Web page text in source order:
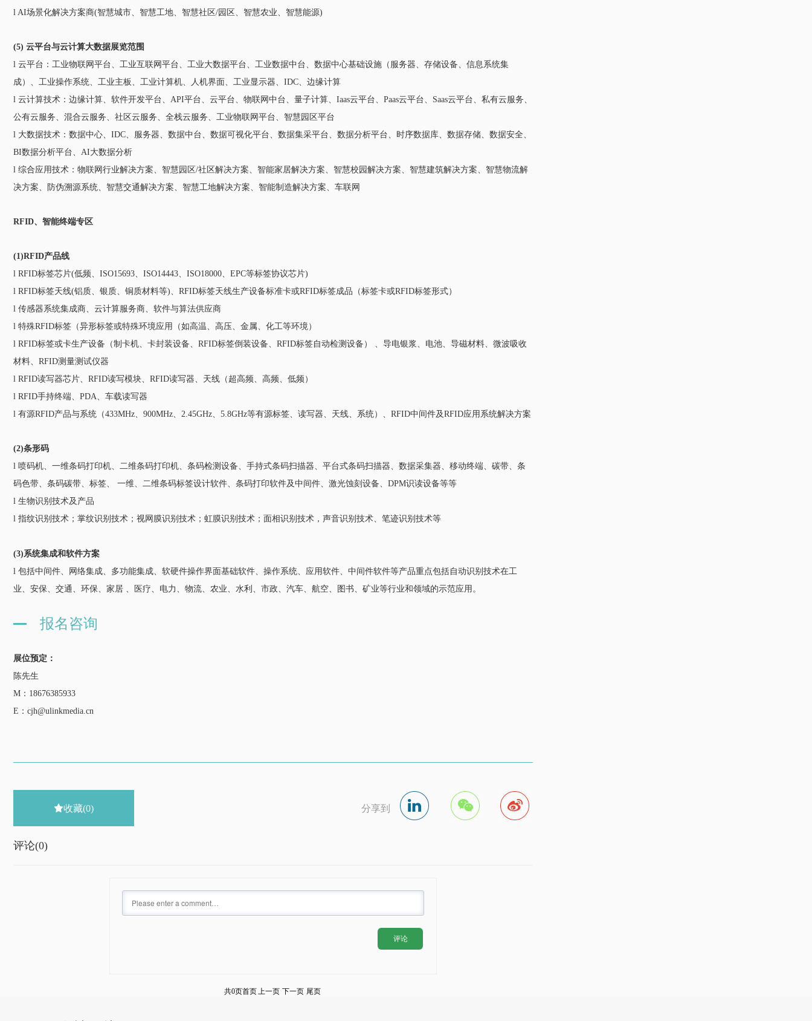
l AI场景化解决方案商(智慧城市、智慧工地、智慧社区/园区、智慧农业、智慧能源)
(5) 云平台与云计算大数据展览范围
l 云平台：工业物联网平台、工业互联网平台、工业大数据平台、工业数据中台、数据中心基础设施（服务器、存储设备、信息系统集
成）、工业操作系统、工业主板、工业计算机、人机界面、工业显示器、IDC、边缘计算
l 云计算技术：边缘计算、软件开发平台、API平台、云平台、物联网中台、量子计算、Iaas云平台、Paas云平台、Saas云平台、私有云服务、
公有云服务、混合云服务、社区云服务、全栈云服务、工业物联网平台、智慧园区平台
l 大数据技术：数据中心、IDC、服务器、数据中台、数据可视化平台、数据集采平台、数据分析平台、时序数据库、数据存储、数据安全、
BI数据分析平台、AI大数据分析
l 综合应用技术：物联网行业解决方案、智慧园区/社区解决方案、智能家居解决方案、智慧校园解决方案、智慧建筑解决方案、智慧物流解
决方案、防伪溯源系统、智慧交通解决方案、智慧工地解决方案、智能制造解决方案、车联网
RFID、智能终端专区
(1)RFID产品线
l RFID标签芯片(低频、ISO15693、ISO14443、ISO18000、EPC等标签协议芯片)
l RFID标签天线(铝质、银质、铜质材料等)、RFID标签天线生产设备标准卡或RFID标签成品（标签卡或RFID标签形式）
l 传感器系统集成商、云计算服务商、软件与算法供应商
l 特殊RFID标签（异形标签或特殊环境应用（如高温、高压、金属、化工等环境）
l RFID标签或卡生产设备（制卡机、卡封装设备、RFID标签倒装设备、RFID标签自动检测设备） 、导电银浆、电池、导磁材料、微波吸收
材料、RFID测量测试仪器
l RFID读写器芯片、RFID读写模块、RFID读写器、天线（超高频、高频、低频）
l RFID手持终端、PDA、车载读写器
l 有源RFID产品与系统（433MHz、900MHz、2.45GHz、5.8GHz等有源标签、读写器、天线、系统）、RFID中间件及RFID应用系统解决方案
(2)条形码
l 喷码机、一维条码打印机、二维条码打印机、条码检测设备、手持式条码扫描器、平台式条码扫描器、数据采集器、移动终端、碳带、条
码色带、条码碳带、标签、 一维、二维条码标签设计软件、条码打印软件及中间件、激光蚀刻设备、DPM识读设备等等
l 生物识别技术及产品
l 指纹识别技术；掌纹识别技术；视网膜识别技术；虹膜识别技术；面相识别技术，声音识别技术、笔迹识别技术等
(3)系统集成和软件方案
l 包括中间件、网络集成、多功能集成、软硬件操作界面基础软件、操作系统、应用软件、中间件软件等产品重点包括自动识别技术在工
业、安保、交通、环保、家居 、医疗、电力、物流、农业、水利、市政、汽车、航空、图书、矿业等行业和领域的示范应用。
报名咨询
展位预定：
陈先生
M：18676385933
E：cjh@ulinkmedia.cn
收藏(0) 分享到
评论(0)
评论
共0页首页上一页 下一页 尾页